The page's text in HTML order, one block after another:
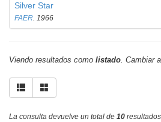
Silver Star
FAER. 1966
Viendo resultados como listado. Cambiar
La consulta devuelve un total de 10